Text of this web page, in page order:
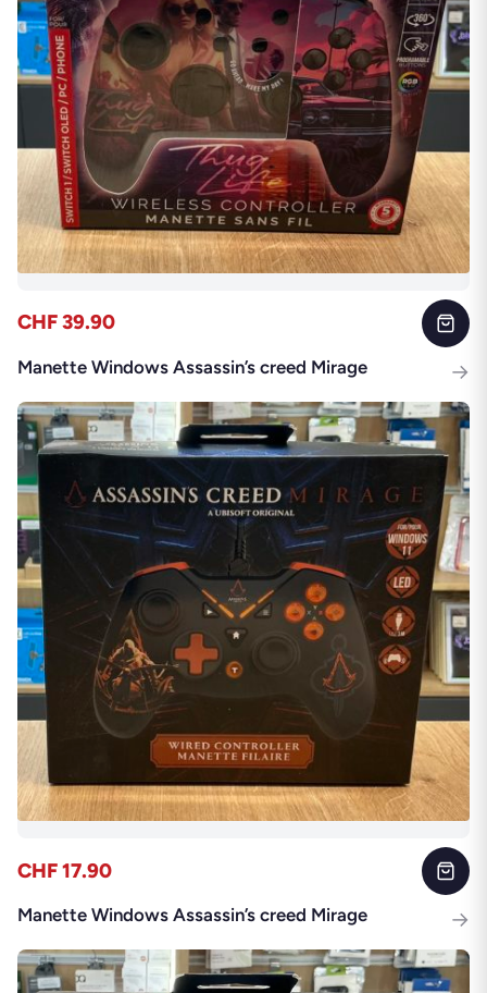
CHF 39.90
Manette Windows Assassin’s creed Mirage →
CHF 17.90
Manette Windows Assassin’s creed Mirage →